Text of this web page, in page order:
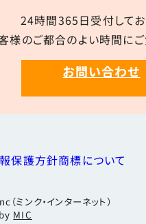
24時間365日受付してお
様のご都合のよい時間にご
お問い合わせ
保護方針商標について
（ミンク・インターネット）
MIC